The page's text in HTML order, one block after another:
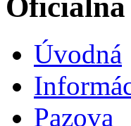
Úvodná
Pazova